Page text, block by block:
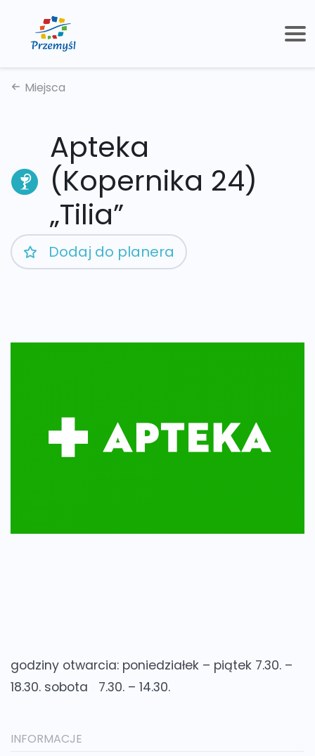
Miejsca
Apteka
(Kopernika 24)
„Tilia”
Dodaj do planera
godziny otwarcia: poniedziałek – piątek 7.30. –
18.30. sobota 7.30. – 14.30.
INFORMACJE